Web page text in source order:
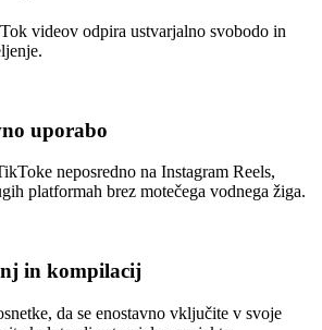
videov odpira ustvarjalno svobodo in
uporabo
neposredno na Instagram Reels,
platformah brez motečega vodnega žiga.
in kompilacij
da se enostavno vključite v svoje